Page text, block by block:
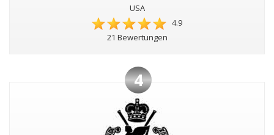
USA
4.9
21 Bewertungen
4